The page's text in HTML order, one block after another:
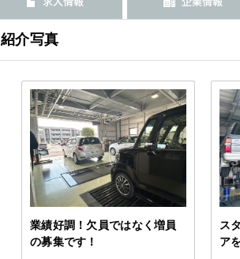
紹介写真
業績好調！欠員ではなく増員
の募集です！
ス
ア